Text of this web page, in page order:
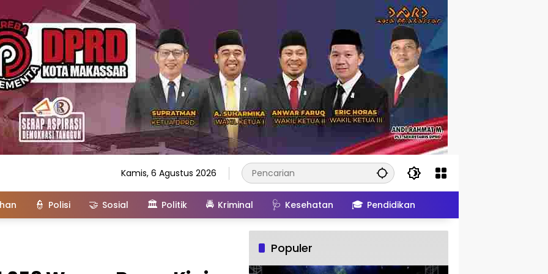
Kamis, 6 Agustus 2026
👮 Polisi 🤝 Sosial 🏛️ Politik 🚔 Kriminal 🩺 Kesehatan 🎓 Pendidikan
Populer